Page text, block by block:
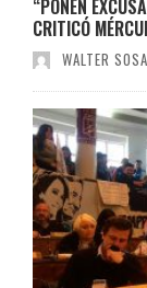
“PONEN
CRITICÓ
WALTER SOSA